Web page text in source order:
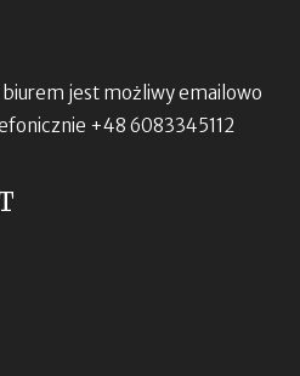
jest możliwy emailowo
+48 6083345112